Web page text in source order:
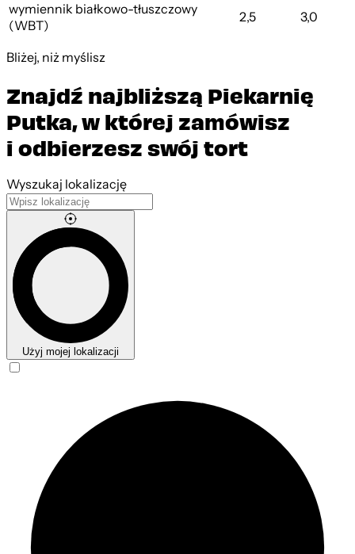
wymiennik białkowo-tłuszczowy
(WBT)
2,5 3,0
Bliżej, niż myślisz
Znajdź najbliższą Piekarnię
Putka, w której zamówisz
i odbierzesz swój tort
Wyszukaj lokalizację
Użyj mojej lokalizacji